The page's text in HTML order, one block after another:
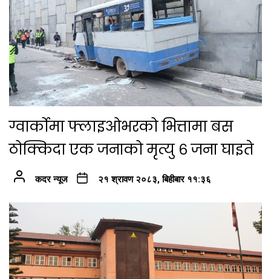
ग्वार्कोमा फ्लाइओभरको भित्तामा बस
ठोक्किदा एक जनाको मृत्यु ६ जना घाइते
कदर न्यूज २१ श्रावण २०८३, बिहीबार ११:३६